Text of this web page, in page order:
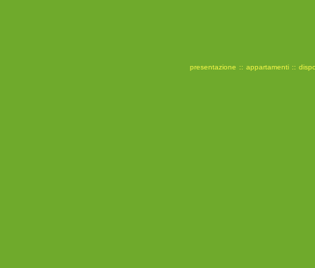
presentazione :: appartamenti ::